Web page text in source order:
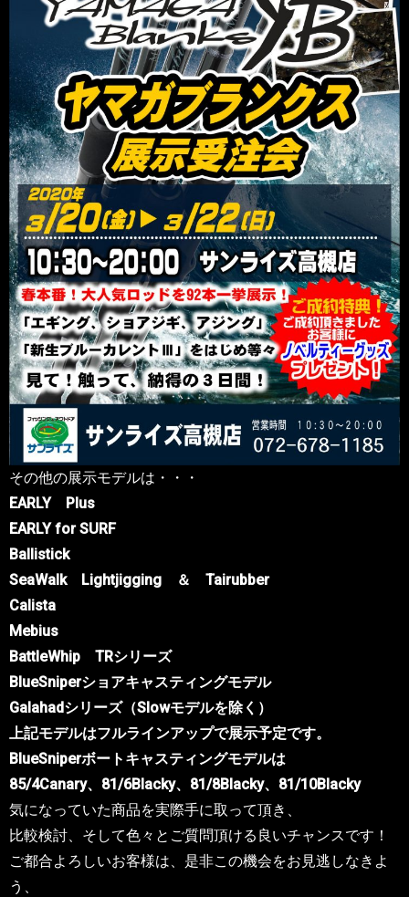
その他の展示モデルは・・・
EARLY Plus
EARLY for SURF
Ballistick
SeaWalk Lightjigging ＆ Tairubber
Calista
Mebius
BattleWhip TRシリーズ
BlueSniperショアキャスティングモデル
Galahadシリーズ（Slowモデルを除く）
上記モデルはフルラインアップで展示予定です。
BlueSniperボートキャスティングモデルは
85/4Canary、81/6Blacky、81/8Blacky、81/10Blacky
気になっていた商品を実際手に取って頂き、
比較検討、そして色々とご質問頂ける良いチャンスです！
ご都合よろしいお客様は、是非この機会をお見逃しなきよ
う、